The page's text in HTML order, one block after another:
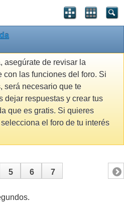
asegúrate de revisar la
con las funciones del foro. Si
será necesario que te
dejar respuestas y crear tus
que es gratis. Si quieres
el foro de tu interés
5 6 7